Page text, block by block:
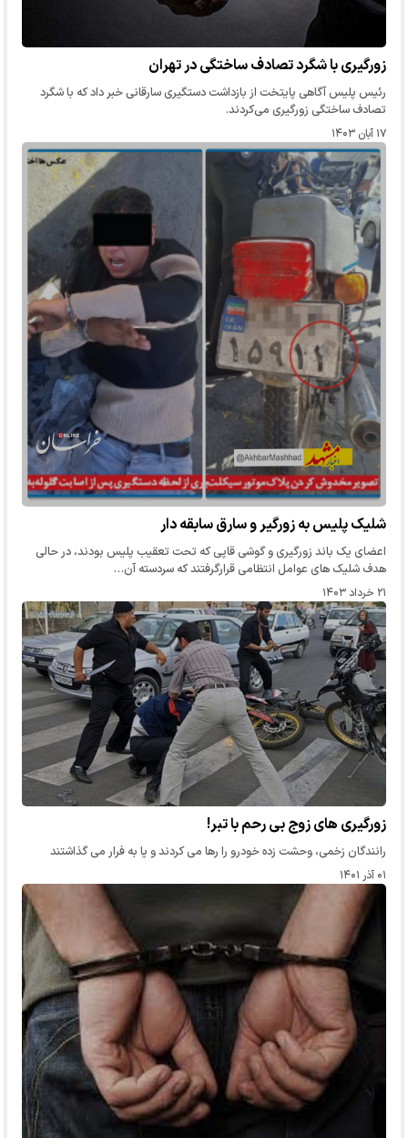
زورگیری با شگرد تصادف ساختگی در تهران
رئیس پلیس آگاهی پایتخت از بازداشت دستگیری سارقانی خبر داد که با شگرد
تصادف ساختگی زورگیری می‌کردند.
۱۷ آبان ۱۴۰۳
شلیک پلیس به زورگیر و سارق سابقه دار
اعضای یک باند زورگیری و گوشی قاپی که تحت تعقیب پلیس بودند، در حالی
هدف شلیک های عوامل انتظامی قرارگرفتند که سردسته آن…
۲۱ خرداد ۱۴۰۳
زورگیری های زوج بی رحم با تبر!
رانندگان زخمی، وحشت زده خودرو را رها می کردند و پا به فرار می گذاشتند
۰۱ آذر ۱۴۰۱